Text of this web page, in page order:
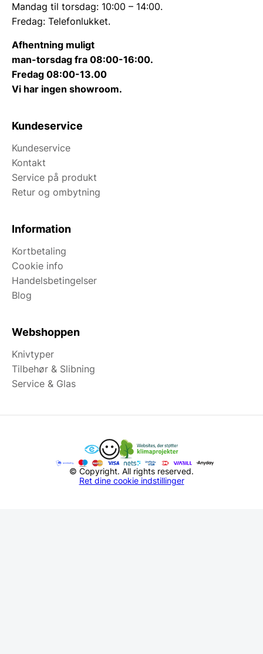
Mandag til torsdag: 10:00 – 14:00.
Fredag: Telefonlukket.
Afhentning muligt
man-torsdag fra 08:00-16:00.
Fredag 08:00-13.00
Vi har ingen showroom.
Kundeservice
Kundeservice
Kontakt
Service på produkt
Retur og ombytning
Information
Kortbetaling
Cookie info
Handelsbetingelser
Blog
Webshoppen
Knivtyper
Tilbehør & Slibning
Service & Glas
© Copyright. All rights reserved.
Ret dine cookie indstillinger